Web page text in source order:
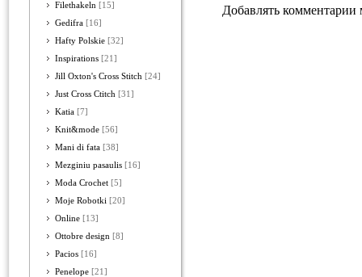
Filethakeln [15]
Gedifra [16]
Hafty Polskie [32]
Inspirations [21]
Jill Oxton's Cross Stitch [24]
Just Cross Ctitch [31]
Katia [7]
Knit&mode [56]
Mani di fata [38]
Mezginiu pasaulis [16]
Moda Crochet [5]
Moje Robotki [20]
Online [13]
Ottobre design [8]
Pacios [16]
Penelope [21]
Добавлять комментарии